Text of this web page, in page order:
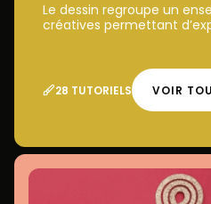
Le dessin regroupe un
créatives permettant
28 TUTORIELS VOIR